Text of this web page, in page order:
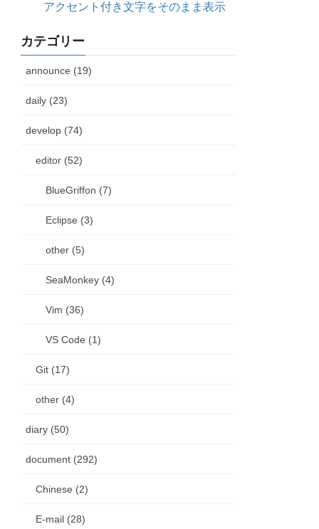
アクセント付き文字をそのまま表示
カテゴリー
announce (19)
daily (23)
develop (74)
editor (52)
BlueGriffon (7)
Eclipse (3)
other (5)
SeaMonkey (4)
Vim (36)
VS Code (1)
Git (17)
other (4)
diary (50)
document (292)
Chinese (2)
E-mail (28)